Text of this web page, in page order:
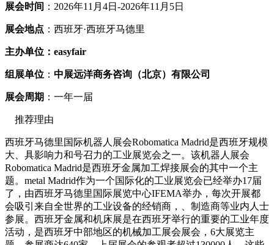
展会时间 ： 2026年11 月 4日 -2026年11 月 5日
展会地点 ：西班牙·西班牙马德里
主办单位： easyfair
组展单位 ： 中展远洋商务咨询（北京）有限公司
展会周期 ：一年一届
推荐理由
西班牙马德里国际机器人展会Robomatica Madrid是西班牙规模
大、具影响力和号召力的工业展览会之一。该机器人展会
Robomatica Madrid是西班牙金属加工焊接展会的其中一个主
题。 metal Madrid作为一个国际化的工业展览会已经举办17届
了，由西班牙马德里国际展览中心IFEMA举办，每次开展都
会吸引来自全世界的工业设备的经销商，、制造商等业内人士
参展。西班牙金属和机床展是在西班牙举行的重要的工业年度
活动，是西班牙中部地区的机械加工展会展会， 6大展览主